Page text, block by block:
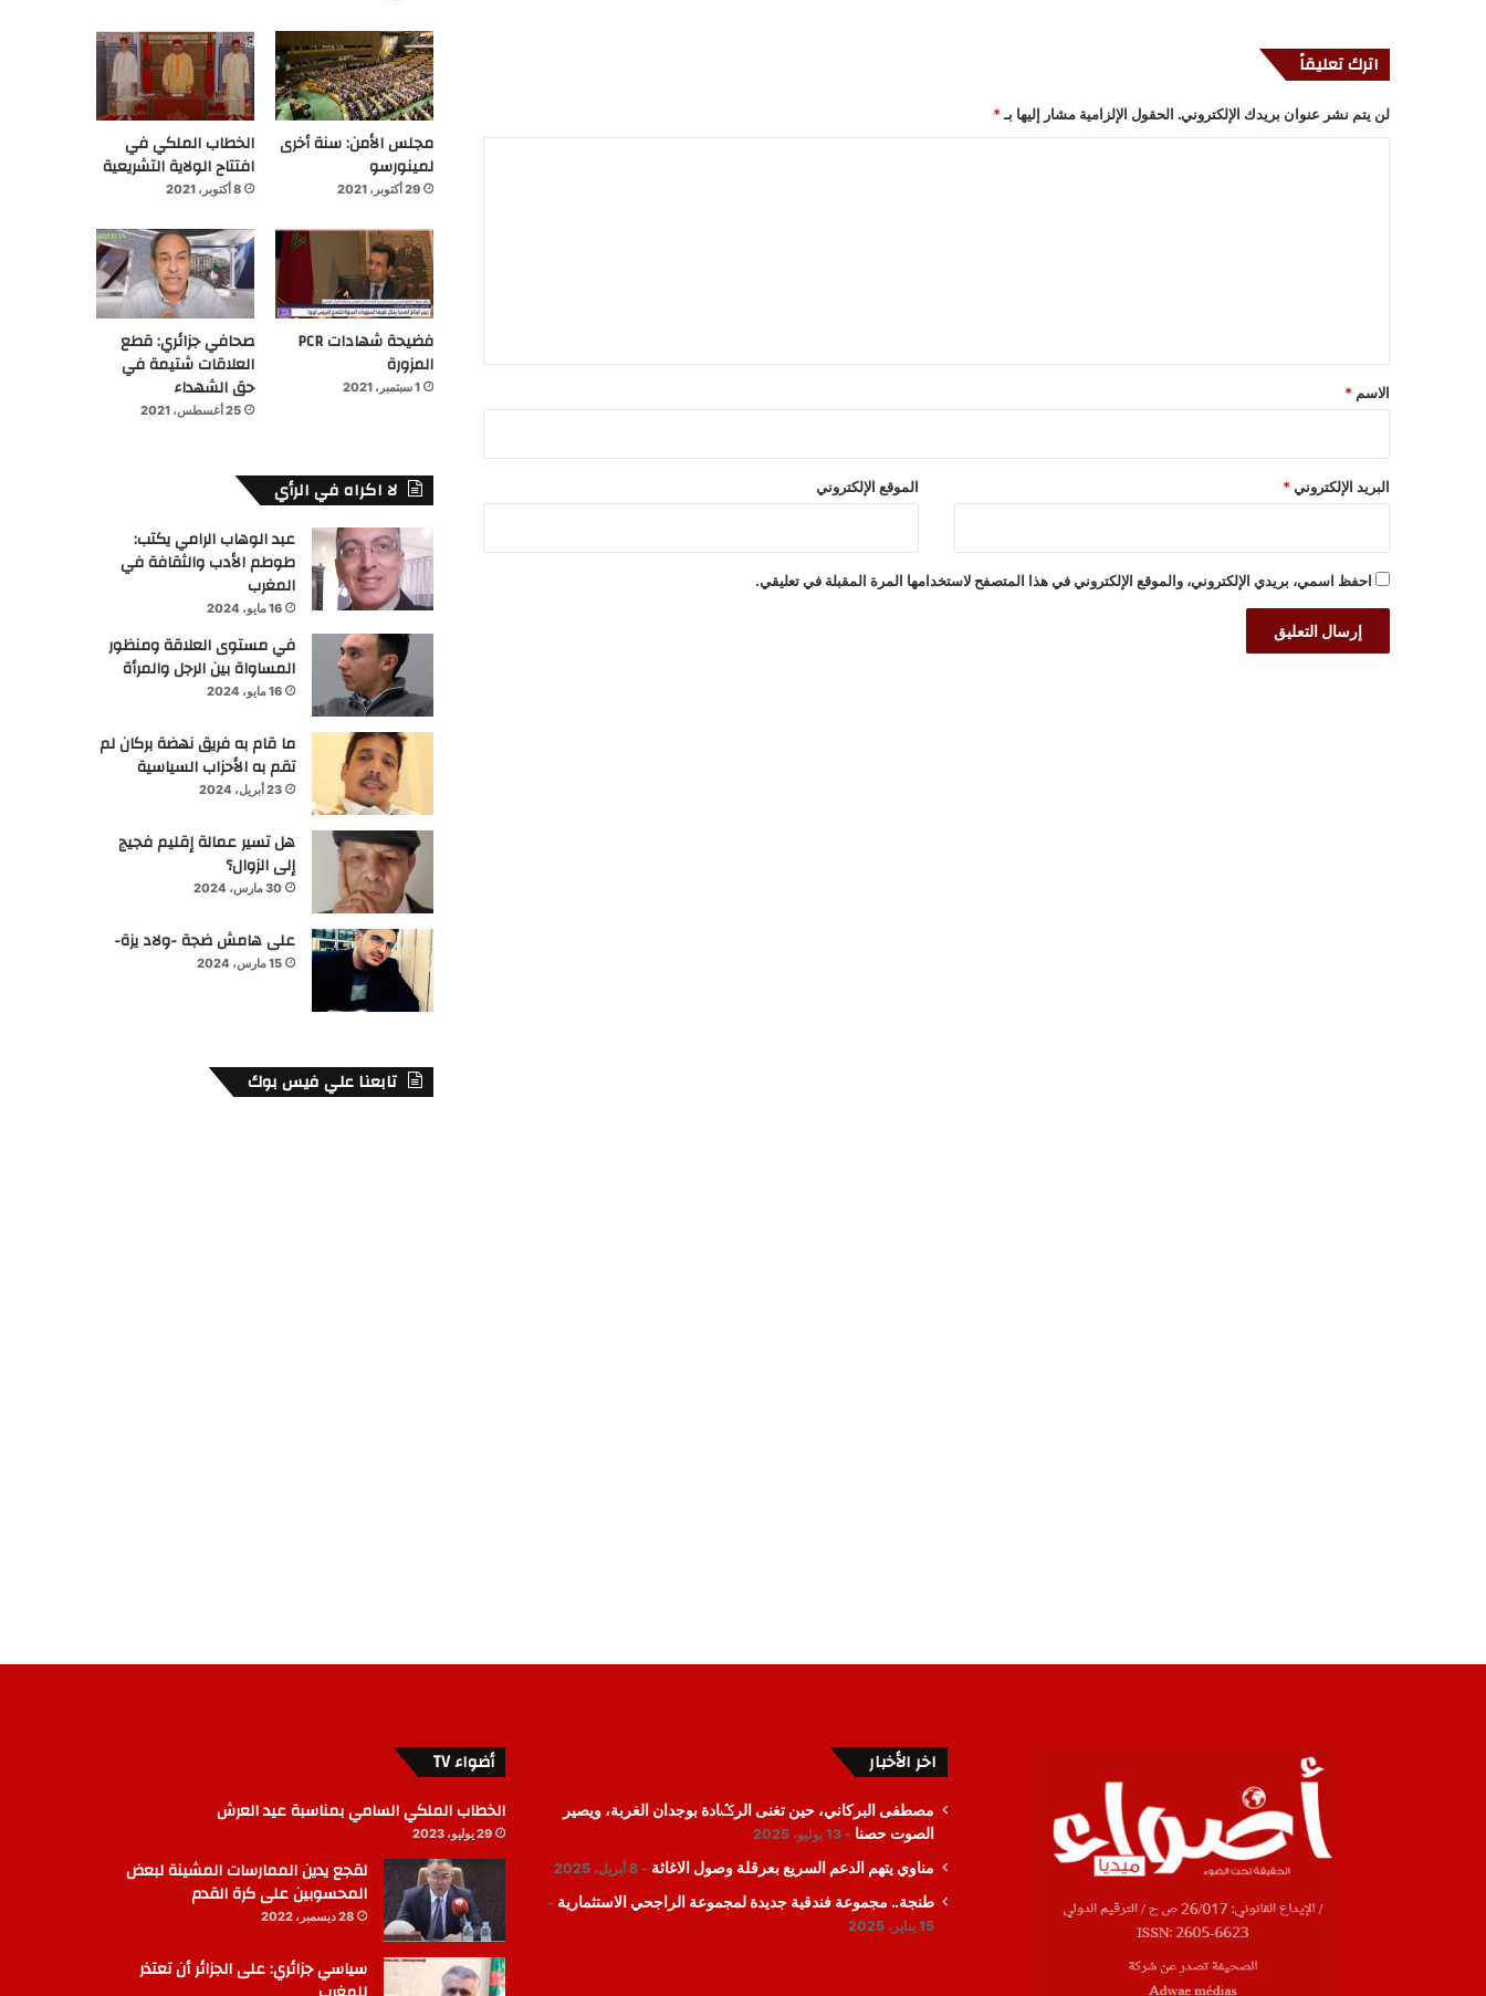
اترك تعليقاً
لن يتم نشر عنوان بريدك الإلكتروني. الحقول الإلزامية مشار إليها بـ *
*
الاسم *
البريد الإلكتروني * الموقع الإلكتروني
احفظ اسمي، بريدي الإلكتروني، والموقع الإلكتروني في هذا المتصفح لاستخدامها المرة المقبلة في تعليقي.
مجلس الأمن: سنة أخرى
لمينورسو
29 أكتوبر، 2021
الخطاب الملكي في
افتتاح الولاية التشريعية
8 أكتوبر، 2021
فضيحة شهادات PCR
المزورة
1 سبتمبر، 2021
صحافي جزائري: قطع
العلاقات شتيمة في
حق الشهداء
25 أغسطس، 2021
لا اكراه في الرأي
عبد الوهاب الرامي يكتب:
طوطم الأدب والثقافة في
المغرب
16 مايو، 2024
في مستوى العلاقة ومنظور
المساواة بين الرجل والمرأة
16 مايو، 2024
ما قام به فريق نهضة بركان لم
تقم به الأحزاب السياسية
23 أبريل، 2024
هل تسير عمالة إقليم فجيج
إلى الزوال؟
30 مارس، 2024
على هامش ضجة -ولاد يزة-
15 مارس، 2024
تابعنا علي فيس بوك
اخر الأخبار
مصطفى البركاني، حين تغنى الرݣادة بوجدان الغربة، ويصير
الصوت حصنا
13 يوليو، 2025
مناوي يتهم الدعم السريع بعرقلة وصول الاغاثة 8 أبريل، 2025
طنجة.. مجموعة فندقية جديدة لمجموعة الراجحي الاستثمارية
15 يناير، 2025
أضواء TV
الخطاب الملكي السامي بمناسبة عيد العرش
29 يوليو، 2023
لقجع يدين الممارسات المشينة لبعض
المحسوبين على كرة القدم
28 ديسمبر، 2022
سياسي جزائري: على الجزائر أن تعتذر